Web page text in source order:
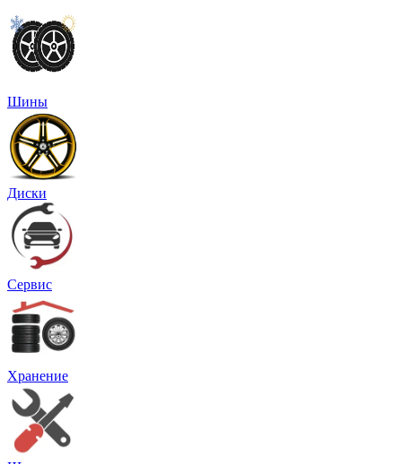
Шины
Диски
Сервис
Хранение